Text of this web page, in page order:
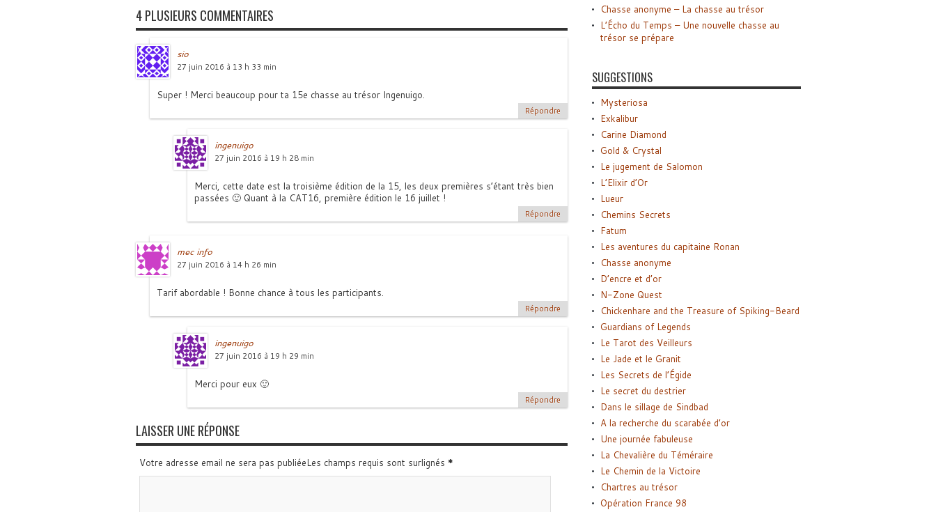
4 PLUSIEURS COMMENTAIRES
sio
27 juin 2016 à 13 h 33 min
Super ! Merci beaucoup pour ta 15e chasse au trésor Ingenuigo.
Répondre
ingenuigo
27 juin 2016 à 19 h 28 min
Merci, cette date est la troisième édition de la 15, les deux premières s’étant très bien
passées 🙂 Quant à la CAT16, première édition le 16 juillet !
Répondre
mec info
27 juin 2016 à 14 h 26 min
Tarif abordable ! Bonne chance à tous les participants.
Répondre
ingenuigo
27 juin 2016 à 19 h 29 min
Merci pour eux 🙂
Répondre
LAISSER UNE RÉPONSE
Votre adresse email ne sera pas publiéeLes champs requis sont surlignés *
Chasse anonyme – La chasse au trésor
L’Écho du Temps – Une nouvelle chasse au
trésor se prépare
SUGGESTIONS
Mysteriosa
Exkalibur
Carine Diamond
Gold & Crystal
Le jugement de Salomon
L’Elixir d’Or
Lueur
Chemins Secrets
Fatum
Les aventures du capitaine Ronan
Chasse anonyme
D’encre et d’or
N-Zone Quest
Chickenhare and the Treasure of Spiking-Beard
Guardians of Legends
Le Tarot des Veilleurs
Le Jade et le Granit
Les Secrets de l’Égide
Le secret du destrier
Dans le sillage de Sindbad
A la recherche du scarabée d’or
Une journée fabuleuse
La Chevalière du Téméraire
Le Chemin de la Victoire
Chartres au trésor
Opération France 98